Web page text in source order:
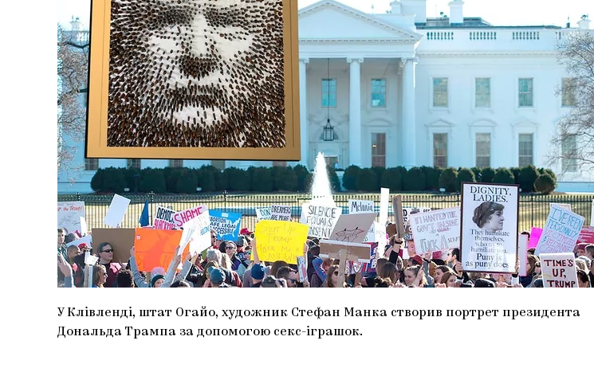
У Клівленді, штат Огайо, художник Стефан Манка створив портрет президента
Дональда Трампа за допомогою секс-іграшок.